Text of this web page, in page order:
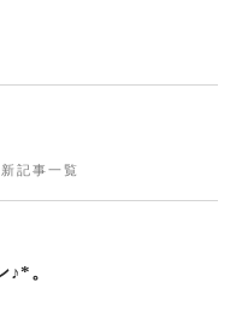
記事一覧
♪*。